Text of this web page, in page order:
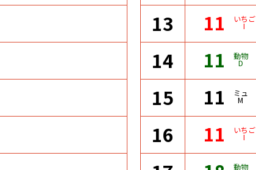
13 11 いちご
I
14 11 動物
D
15 11 ミュ
M
16 11 いちご
I
動物